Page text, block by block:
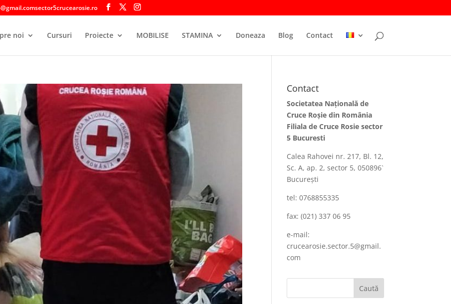
noi Cursuri Proiecte MOBILISE STAMINA Doneaza Blog Contact
Contact
Societatea Naţională de
Cruce Roşie din România
Filiala de Cruce Rosie sector
5 Bucuresti
Calea Rahovei nr. 217, Bl. 12,
Sc. A, ap. 2, sector 5, 050896`
Bucureşti
tel: 0768855335
fax: (021) 337 06 95
e-mail:
crucearosie.sector.5@gmail.
com